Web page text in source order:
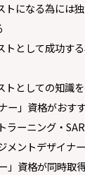
トになる為には
トとして成功す
トとしての知識
ー」資格がおす
ラーニング・
メントデザイナ
」資格が同時取